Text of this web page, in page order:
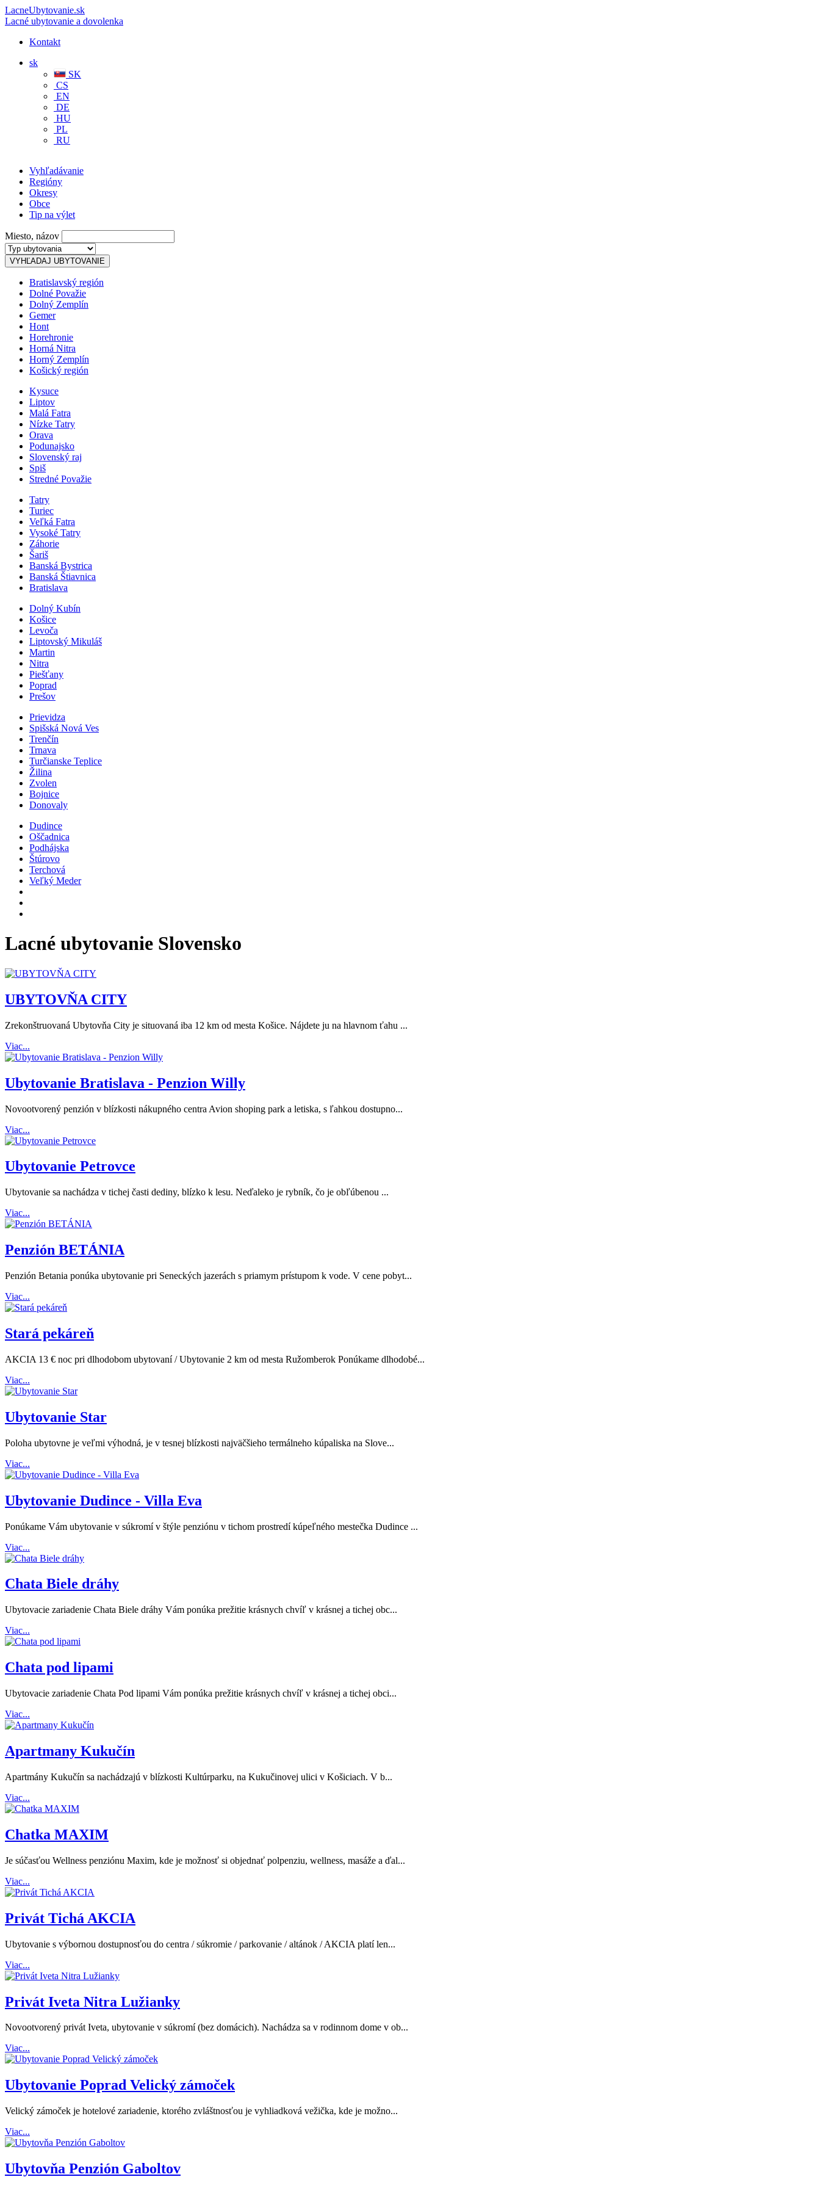
LacneUbytovanie.sk
Lacné ubytovanie a dovolenka
Kontakt
sk
SK
CS
EN
DE
HU
PL
RU
Vyhľadávanie
Regióny
Okresy
Obce
Tip na výlet
Miesto, názov
Bratislavský región
Dolné Považie
Dolný Zemplín
Gemer
Hont
Horehronie
Horná Nitra
Horný Zemplín
Košický región
Kysuce
Liptov
Malá Fatra
Nízke Tatry
Orava
Podunajsko
Slovenský raj
Spiš
Stredné Považie
Tatry
Turiec
Veľká Fatra
Vysoké Tatry
Záhorie
Šariš
Banská Bystrica
Banská Štiavnica
Bratislava
Dolný Kubín
Košice
Levoča
Liptovský Mikuláš
Martin
Nitra
Piešťany
Poprad
Prešov
Prievidza
Spišská Nová Ves
Trenčín
Trnava
Turčianske Teplice
Žilina
Zvolen
Bojnice
Donovaly
Dudince
Oščadnica
Podhájska
Štúrovo
Terchová
Veľký Meder
Lacné ubytovanie Slovensko
UBYTOVŇA CITY
Zrekonštruovaná Ubytovňa City je situovaná iba 12 km od mesta Košice. Nájdete ju na hlavnom ťahu ...
Viac...
Ubytovanie Bratislava - Penzion Willy
Novootvorený penzión v blízkosti nákupného centra Avion shoping park a letiska, s ľahkou dostupno...
Viac...
Ubytovanie Petrovce
Ubytovanie sa nachádza v tichej časti dediny, blízko k lesu. Neďaleko je rybník, čo je obľúbenou ...
Viac...
Penzión BETÁNIA
Penzión Betania ponúka ubytovanie pri Seneckých jazerách s priamym prístupom k vode. V cene pobyt...
Viac...
Stará pekáreň
AKCIA 13 € noc pri dlhodobom ubytovaní / Ubytovanie 2 km od mesta Ružomberok Ponúkame dlhodobé...
Viac...
Ubytovanie Star
Poloha ubytovne je veľmi výhodná, je v tesnej blízkosti najväčšieho termálneho kúpaliska na Slove...
Viac...
Ubytovanie Dudince - Villa Eva
Ponúkame Vám ubytovanie v súkromí v štýle penziónu v tichom prostredí kúpeľného mestečka Dudince ...
Viac...
Chata Biele dráhy
Ubytovacie zariadenie Chata Biele dráhy Vám ponúka prežitie krásnych chvíľ v krásnej a tichej obc...
Viac...
Chata pod lipami
Ubytovacie zariadenie Chata Pod lipami Vám ponúka prežitie krásnych chvíľ v krásnej a tichej obci...
Viac...
Apartmany Kukučín
Apartmány Kukučín sa nachádzajú v blízkosti Kultúrparku, na Kukučinovej ulici v Košiciach. V b...
Viac...
Chatka MAXIM
Je súčasťou Wellness penziónu Maxim, kde je možnosť si objednať polpenziu, wellness, masáže a ďal...
Viac...
Privát Tichá AKCIA
Ubytovanie s výbornou dostupnosťou do centra / súkromie / parkovanie / altánok / AKCIA platí len...
Viac...
Privát Iveta Nitra Lužianky
Novootvorený privát Iveta, ubytovanie v súkromí (bez domácich). Nachádza sa v rodinnom dome v ob...
Viac...
Ubytovanie Poprad Velický zámoček
Velický zámoček je hotelové zariadenie, ktorého zvláštnosťou je vyhliadková vežička, kde je možno...
Viac...
Ubytovňa Penzión Gaboltov